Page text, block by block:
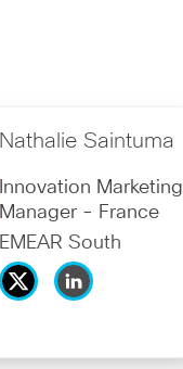
Nathalie Saintuma
Innovation Marketing
Manager - France
EMEAR South